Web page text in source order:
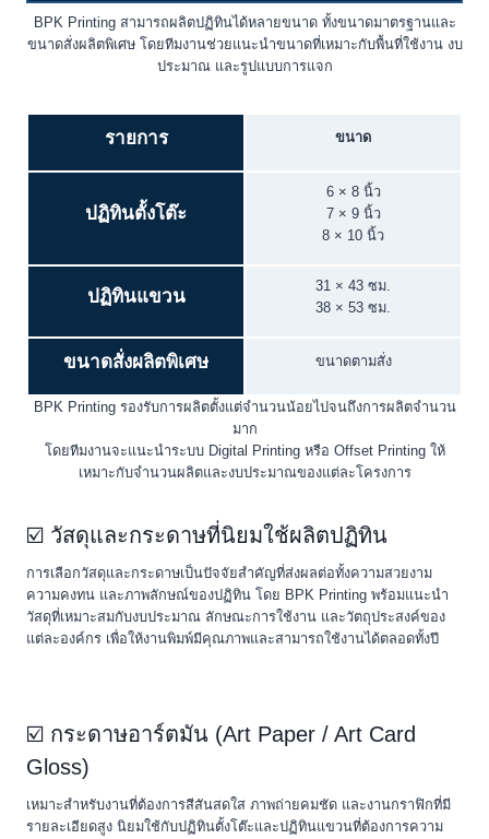
BPK Printing สามารถผลิตปฏิทินได้หลายขนาด ทั้งขนาดมาตรฐานและ
ขนาดสั่งผลิตพิเศษ โดยทีมงานช่วยแนะนำขนาดที่เหมาะกับพื้นที่ใช้งาน งบ
ประมาณ และรูปแบบการแจก
รายการ ขนาด
ปฏิทินตั้งโต๊ะ
6 × 8 นิ้ว
7 × 9 นิ้ว
8 × 10 นิ้ว
ปฏิทินแขวน
31 × 43 ซม.
38 × 53 ซม.
ขนาดสั่งผลิตพิเศษ ขนาดตามสั่ง
BPK Printing รองรับการผลิตตั้งแต่จำนวนน้อยไปจนถึงการผลิตจำนวน
มาก
โดยทีมงานจะแนะนำระบบ Digital Printing หรือ Offset Printing ให้
เหมาะกับจำนวนผลิตและงบประมาณของแต่ละโครงการ
☑️ วัสดุและกระดาษที่นิยมใช้ผลิตปฏิทิน
การเลือกวัสดุและกระดาษเป็นปัจจัยสำคัญที่ส่งผลต่อทั้งความสวยงาม
ความคงทน และภาพลักษณ์ของปฏิทิน โดย BPK Printing พร้อมแนะนำ
วัสดุที่เหมาะสมกับงบประมาณ ลักษณะการใช้งาน และวัตถุประสงค์ของ
แต่ละองค์กร เพื่อให้งานพิมพ์มีคุณภาพและสามารถใช้งานได้ตลอดทั้งปี
☑️ กระดาษอาร์ตมัน (Art Paper / Art Card
Gloss)
เหมาะสำหรับงานที่ต้องการสีสันสดใส ภาพถ่ายคมชัด และงานกราฟิกที่มี
รายละเอียดสูง นิยมใช้กับปฏิทินตั้งโต๊ะและปฏิทินแขวนที่ต้องการความ